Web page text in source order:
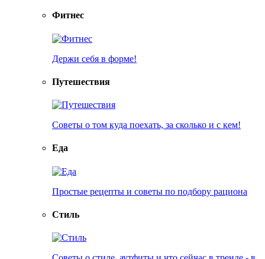
Фитнес
Держи себя в форме!
Путешествия
Советы о том куда поехать, за сколько и с кем!
Еда
Простые рецепты и советы по подбору рациона
Стиль